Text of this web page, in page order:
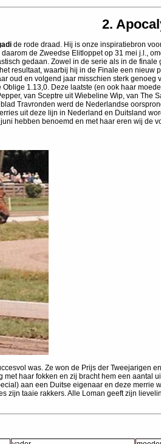
2.
de rode draad. Hij is onze inspiratiebron
de Zweedse Elitloppet op 31 mei j.l.,
gedaan. Zowel in de serie als in de
resultaat, waarbij hij in de Finale een
oud en volgend jaar misschien sterk
1.13,0. Deze laatste (en ook haar
van Sceptre uit Wiebeline Wip, van
Travronden werd de Nederlandse
uit deze lijn in Nederland en Duitsland
hebben benoemd en met haar eren wij
was. Ze won de Prijs der Tweejarigen
haar fokken en zij bracht hem een
aan een Duitse eigenaar en deze merrie
zijn taaie rakkers. Alle Loman geeft zijn